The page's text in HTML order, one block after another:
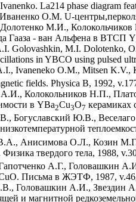
La214 phase diagram
О.М. U-
М.И.,
Гааза - ван Альфена в ВТСП
Golovashkin, M.I. Dolotenko,
in YBCO using pulsed
Ivaneneko O.M., Mitsen K.V.,
fields. Physica B, 1992,
А.И., Колокольников Н.П.,
в YBa2Cu3O7 керамиках
Богуславский Ю.В.,
Анисимова О.Л., Козин
Физика твердого тела, 1988,
А.Г., Головашкин
Письма в ЖЭТФ, 1987,
Головашкин А.И., Звездин
и магнитной